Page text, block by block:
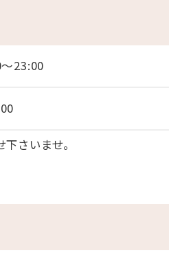
23:00
さいませ。